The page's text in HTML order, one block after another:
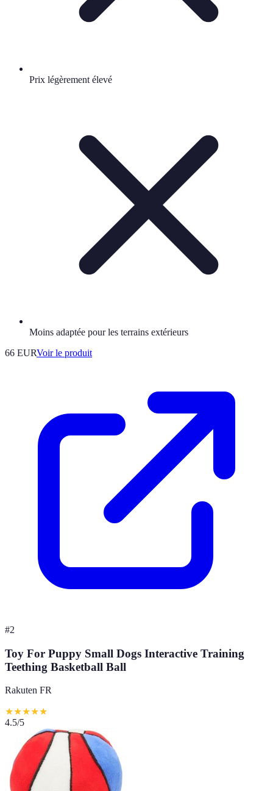
Prix légèrement élevé
Moins adaptée pour les terrains extérieurs
66 EURVoir le produit
#2
Toy For Puppy Small Dogs Interactive Training
Teething Basketball Ball
Rakuten FR
★★★★★
4.5/5